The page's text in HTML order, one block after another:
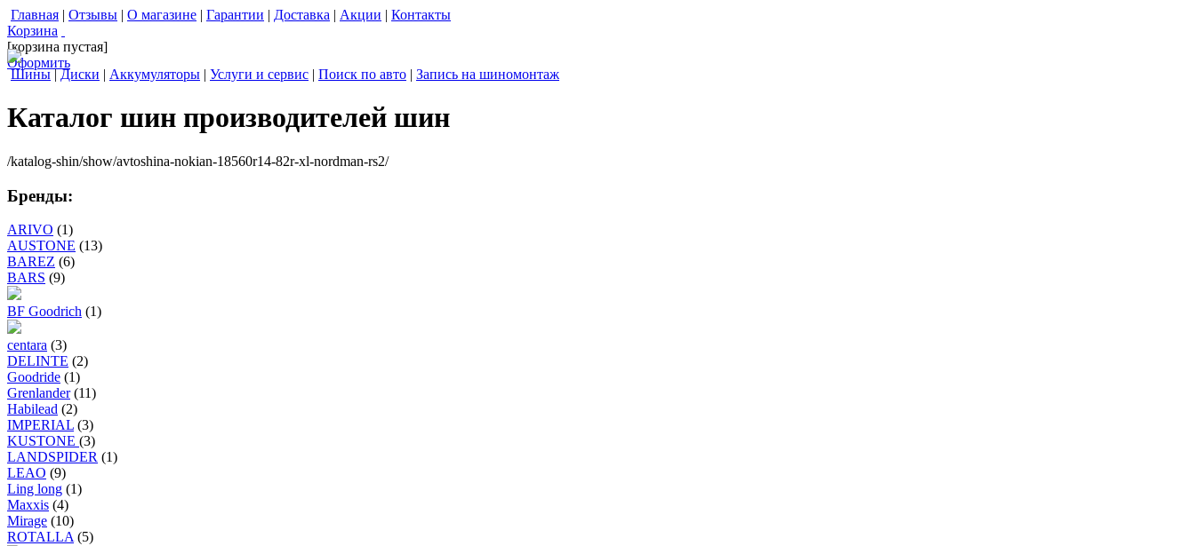
Главная | Отзывы | О магазине | Гарантии | Доставка | Акции | Контакты
Корзина
[корзина пустая]
Оформить
Шины | Диски | Аккумуляторы | Услуги и сервис | Поиск по авто | Запись на шиномонтаж
Каталог шин производителей шин
/katalog-shin/show/avtoshina-nokian-18560r14-82r-xl-nordman-rs2/
Бренды:
ARIVO (1)
AUSTONE (13)
BAREZ (6)
BARS (9)
BF Goodrich (1)
centara (3)
DELINTE (2)
Goodride (1)
Grenlander (11)
Habilead (2)
IMPERIAL (3)
KUSTONE (3)
LANDSPIDER (1)
LEAO (9)
Ling long (1)
Maxxis (4)
Mirage (10)
ROTALLA (5)